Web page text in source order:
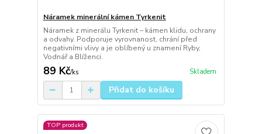
Náramek minerální kámen Tyrkenit
Náramek z minerálu Tyrkenit – kámen klidu, ochrany
a odvahy. Podporuje vyrovnanost, chrání před
negativními vlivy a je oblíbený u znamení Ryby,
Vodnář a Blíženci.
89 Kč/ks Skladem
Přidat do košíku
TOP produkt